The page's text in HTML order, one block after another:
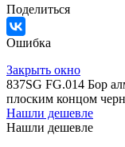
Поделиться
Ошибка
Закрыть окно
837SG FG.014 Бор
плоским концом
Нашли дешевле
Нашли дешевле